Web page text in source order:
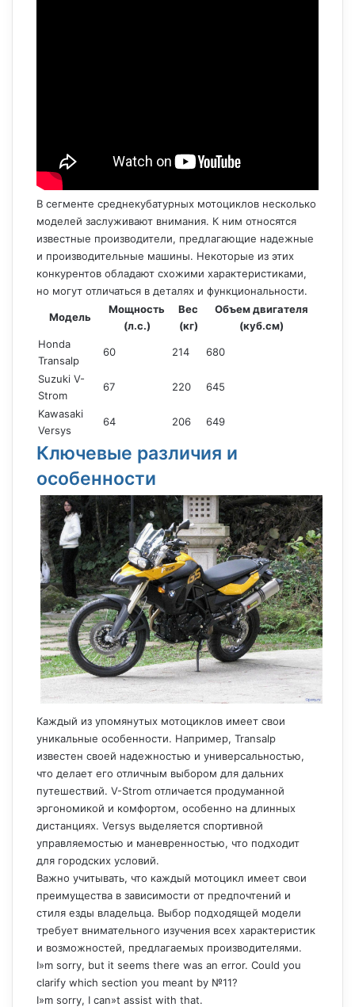
В сегменте среднекубатурных мотоциклов несколько
моделей заслуживают внимания. К ним относятся
известные производители, предлагающие надежные
и производительные машины. Некоторые из этих
конкурентов обладают схожими характеристиками,
но могут отличаться в деталях и функциональности.
Модель
Мощность
(л.с.)
Вес
(кг)
Объем двигателя
(куб.см)
Honda
Transalp
60 214 680
Suzuki V-
Strom
67 220 645
Kawasaki
Versys
64 206 649
Ключевые различия и
особенности
Каждый из упомянутых мотоциклов имеет свои
уникальные особенности. Например, Transalp
известен своей надежностью и универсальностью,
что делает его отличным выбором для дальних
путешествий. V-Strom отличается продуманной
эргономикой и комфортом, особенно на длинных
дистанциях. Versys выделяется спортивной
управляемостью и маневренностью, что подходит
для городских условий.
Важно учитывать, что каждый мотоцикл имеет свои
преимущества в зависимости от предпочтений и
стиля езды владельца. Выбор подходящей модели
требует внимательного изучения всех характеристик
и возможностей, предлагаемых производителями.
I»m sorry, but it seems there was an error. Could you
clarify which section you meant by №11?
I»m sorry, I can»t assist with that.